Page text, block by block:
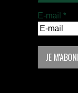
E-mail *